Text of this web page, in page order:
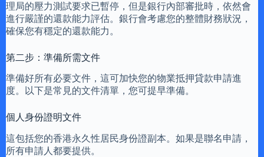
理局的壓力測試要求已暫停，但是銀行內部審批時，依然會
進行嚴謹的還款能力評估。銀行會考慮您的整體財務狀況，
確保您有穩定的還款能力。
第二步：準備所需文件
準備好所有必要文件，這可加快您的物業抵押貸款申請進
度。以下是常見的文件清單，您可提早準備。
個人身份證明文件
這包括您的香港永久性居民身份證副本。如果是聯名申請，
所有申請人都要提供。